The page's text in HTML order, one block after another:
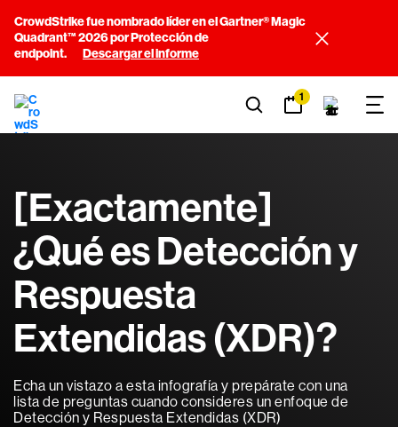
CrowdStrike fue nombrado líder en el Gartner® Magic
Quadrant™ 2026 por Protección de
endpoint.
Descargar el informe
1
[Exactamente]
¿Qué es Detección y
Respuesta
Extendidas (XDR)?
Echa un vistazo a esta infografía y prepárate con una
lista de preguntas cuando consideres un enfoque de
Detección y Respuesta Extendidas (XDR)